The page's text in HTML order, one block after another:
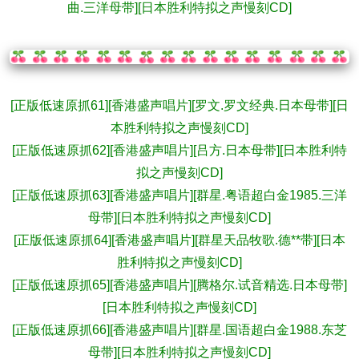
曲.三洋母带][日本胜利特拟之声慢刻CD]
[正版低速原抓61][香港盛声唱片][罗文.罗文经典.日本母带][日
本胜利特拟之声慢刻CD]
[正版低速原抓62][香港盛声唱片][吕方.日本母带][日本胜利特
拟之声慢刻CD]
[正版低速原抓63][香港盛声唱片][群星.粤语超白金1985.三洋
母带][日本胜利特拟之声慢刻CD]
[正版低速原抓64][香港盛声唱片][群星天品牧歌.德**带][日本
胜利特拟之声慢刻CD]
[正版低速原抓65][香港盛声唱片][腾格尔.试音精选.日本母带]
[日本胜利特拟之声慢刻CD]
[正版低速原抓66][香港盛声唱片][群星.国语超白金1988.东芝
母带][日本胜利特拟之声慢刻CD]